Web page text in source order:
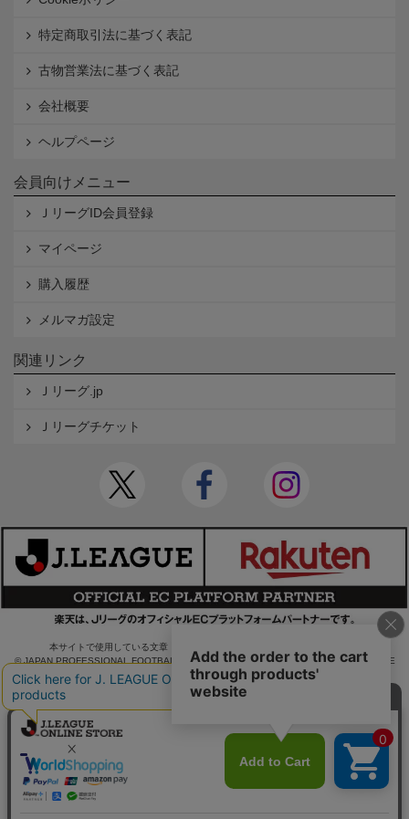
特定商取引法に基づく表記
古物営業法に基づく表記
会社概要
ヘルプページ
会員向けメニュー
ＪリーグID会員登録
マイページ
購入履歴
メルマガ設定
関連リンク
Ｊリーグ.jp
Ｊリーグチケット
本サイトで使用している文章・画像等の無断での複製・転載を禁止します。
© JAPAN PROFESSIONAL FOOTBALL LEAGUE Rakuten Group, Inc. ALL RIGHTS RE
SERVED.